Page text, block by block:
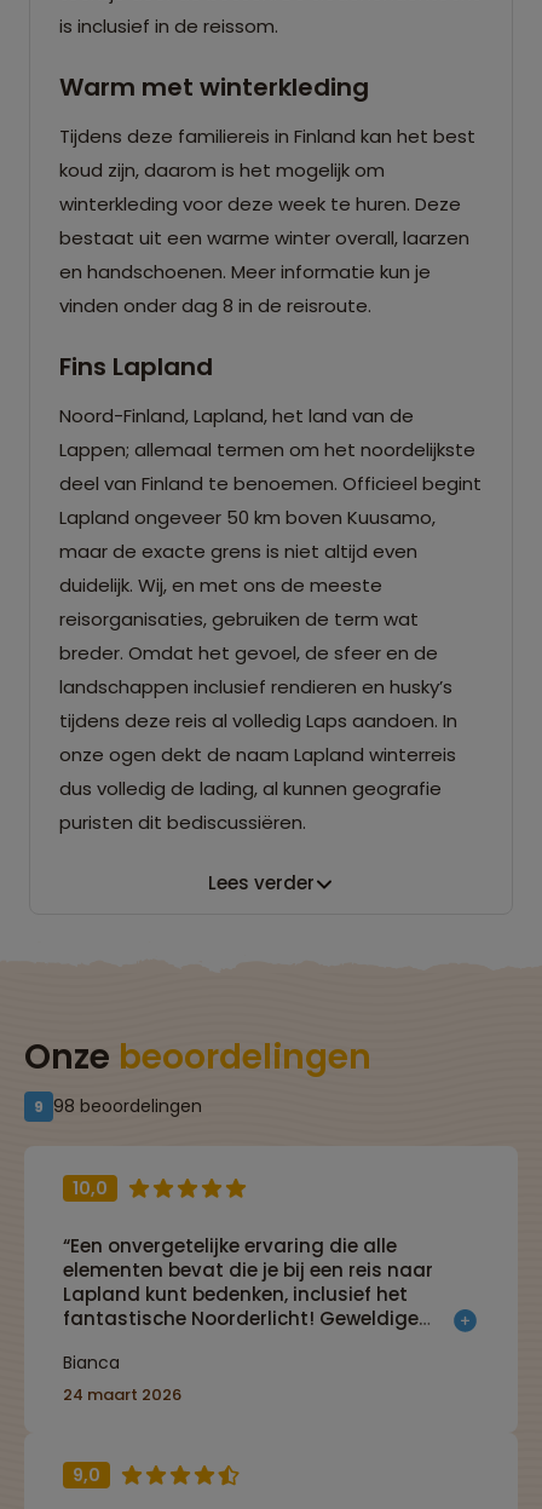
is inclusief in de reissom.
Warm met winterkleding
Tijdens deze familiereis in Finland kan het best
koud zijn, daarom is het mogelijk om
winterkleding voor deze week te huren. Deze
bestaat uit een warme winter overall, laarzen
en handschoenen. Meer informatie kun je
vinden onder dag 8 in de reisroute.
Fins Lapland
Noord-Finland, Lapland, het land van de
Lappen; allemaal termen om het noordelijkste
deel van Finland te benoemen. Officieel begint
Lapland ongeveer 50 km boven Kuusamo,
maar de exacte grens is niet altijd even
duidelijk. Wij, en met ons de meeste
reisorganisaties, gebruiken de term wat
breder. Omdat het gevoel, de sfeer en de
landschappen inclusief rendieren en husky’s
tijdens deze reis al volledig Laps aandoen. In
onze ogen dekt de naam Lapland winterreis
dus volledig de lading, al kunnen geografie
puristen dit bediscussiëren.
Lees verder
Onze beoordelingen
9 98 beoordelingen
10,0
“Een onvergetelijke ervaring die alle
elementen bevat die je bij een reis naar
Lapland kunt bedenken, inclusief het
fantastische Noorderlicht! Geweldige
ons niet kunnen wensen.”
Bianca
24 maart 2026
9,0